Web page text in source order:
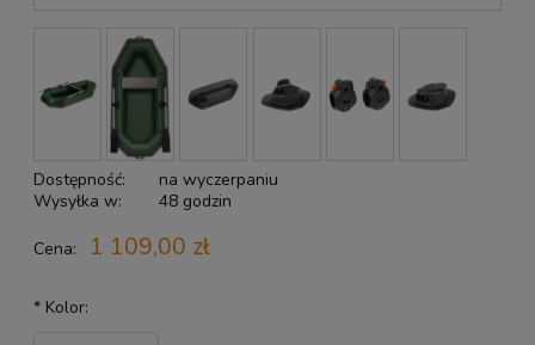
Dostępność:
na wyczerpaniu
Wysyłka w:
48 godzin
Cena: 1 109,00 zł
* Kolor: